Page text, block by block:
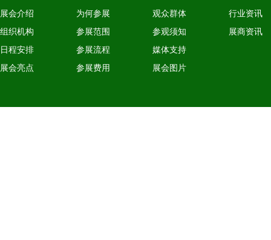
展会介绍
组织机构
日程安排
展会亮点
为何参展
参展范围
参展流程
参展费用
观众群体
参观须知
媒体支持
展会图片
行业资讯
展商资讯